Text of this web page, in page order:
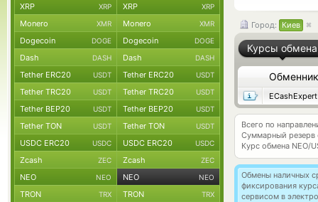
Город: Киев
Курсы обмена
Обменник
ECashExpert
Всего по
Суммарный резерв
Курс обмена NEO/
Обмены наличных
фиксирования
сервисом в
XRP XRP XRP XRP
Monero XMR Monero XMR
Dogecoin DOGE Dogecoin DOGE
Dash DASH Dash DASH
Tether ERC20 USDT Tether ERC20 USDT
Tether TRC20 USDT Tether TRC20 USDT
Tether BEP20 USDT Tether BEP20 USDT
Tether TON USDT Tether TON USDT
USDC ERC20 USDC USDC ERC20 USDC
Zcash ZEC Zcash ZEC
NEO NEO NEO NEO
TRON TRX TRON TRX